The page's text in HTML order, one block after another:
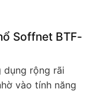
Soffnet BTF-
dụng rộng rãi
vào tính năng